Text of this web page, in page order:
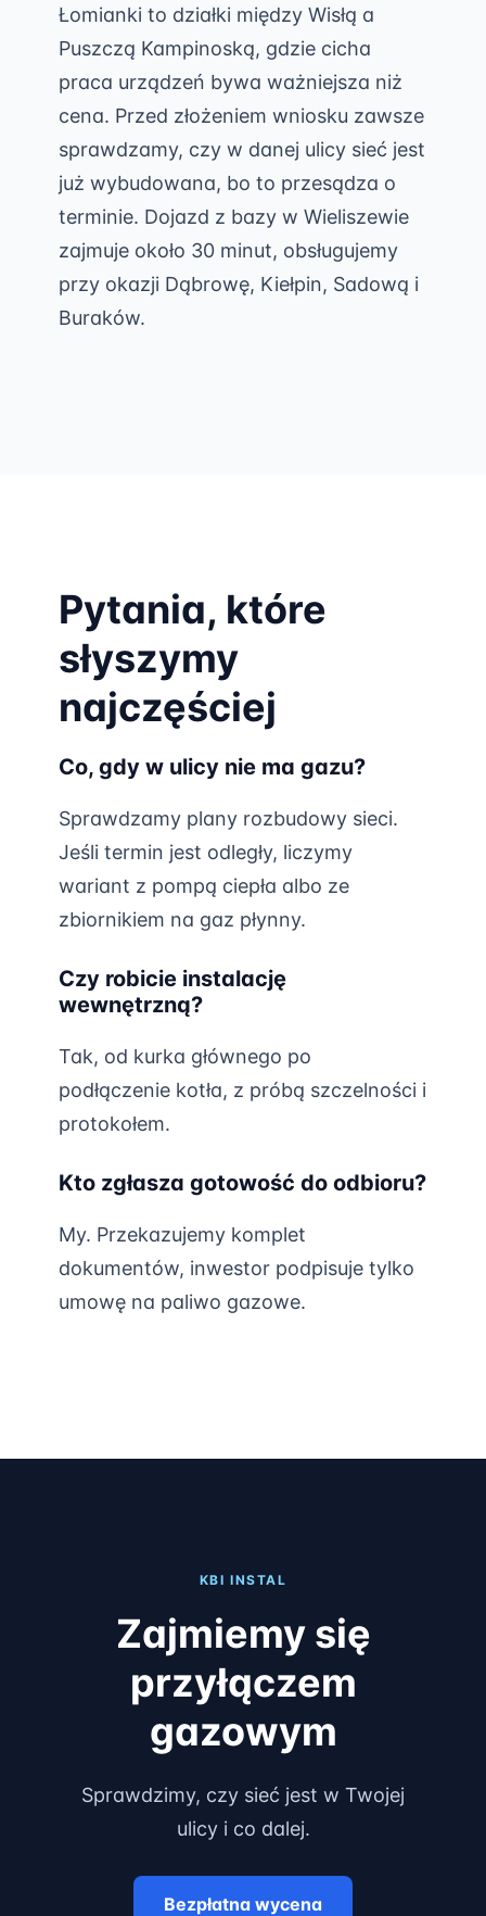
Łomianki to działki między Wisłą a
Puszczą Kampinoską, gdzie cicha
praca urządzeń bywa ważniejsza niż
cena. Przed złożeniem wniosku zawsze
sprawdzamy, czy w danej ulicy sieć jest
już wybudowana, bo to przesądza o
terminie. Dojazd z bazy w Wieliszewie
zajmuje około 30 minut, obsługujemy
przy okazji Dąbrowę, Kiełpin, Sadową i
Buraków.
Pytania, które
słyszymy
najczęściej
Co, gdy w ulicy nie ma gazu?
Sprawdzamy plany rozbudowy sieci.
Jeśli termin jest odległy, liczymy
wariant z pompą ciepła albo ze
zbiornikiem na gaz płynny.
Czy robicie instalację
wewnętrzną?
Tak, od kurka głównego po
podłączenie kotła, z próbą szczelności i
protokołem.
Kto zgłasza gotowość do odbioru?
My. Przekazujemy komplet
dokumentów, inwestor podpisuje tylko
umowę na paliwo gazowe.
KBI INSTAL
Zajmiemy się
przyłączem
gazowym
Sprawdzimy, czy sieć jest w Twojej
ulicy i co dalej.
Bezpłatna wycena